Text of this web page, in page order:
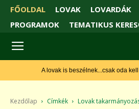
FŐOLDAL LOVAK LOVARDÁK
PROGRAMOK
TEMATIKUS
A lovak is beszélnek...csak oda kell
Kezdőlap Címkék Lovak